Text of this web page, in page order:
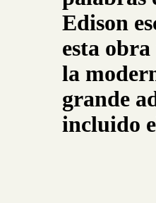
Edison
esta
la
grande
incluido